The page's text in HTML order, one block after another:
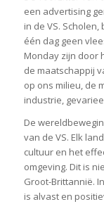
een advertising
in de VS.
één dag geen
Monday zijn door
de maatschappij
op ons milieu, de
industrie,
De
van de VS. Elk
cultuur en het
omgeving. Dit is
Groot-Brittannië.
is alvast en